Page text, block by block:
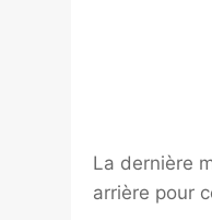
La dernière
arrière pour